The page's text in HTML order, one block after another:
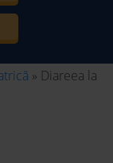
» Diareea la